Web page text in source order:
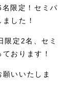
限定！セミパ
した！
限定2名、セミ
おります！
いいたしま